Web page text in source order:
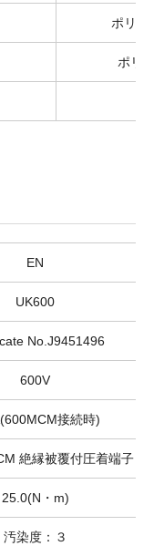
ポリカ
ポリ
EN
UK600
No.J9451496
600V
接続時)
絶縁被覆付圧着端子
25.0(N・m)
汚染度：３